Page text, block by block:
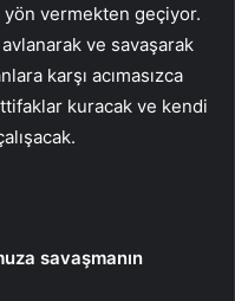
vermekten geçiyor.
ve savaşarak
karşı acımasızca
kuracak ve kendi
savaşmanın